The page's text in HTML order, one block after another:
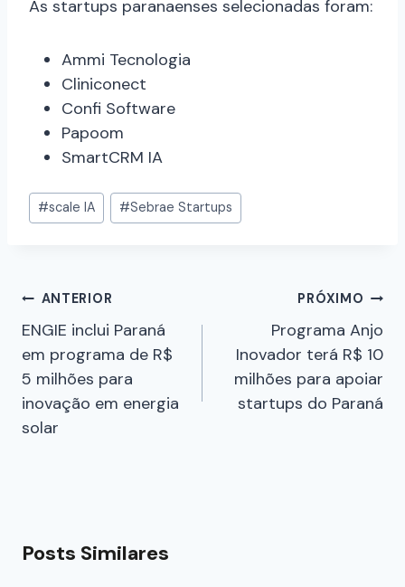
As startups paranaenses selecionadas foram:
Ammi Tecnologia
Cliniconect
Confi Software
Papoom
SmartCRM IA
#scale IA #Sebrae Startups
ANTERIOR
ENGIE inclui Paraná
em programa de R$
5 milhões para
inovação em energia
solar
PRÓXIMO
Programa Anjo
Inovador terá R$ 10
milhões para apoiar
startups do Paraná
Posts Similares